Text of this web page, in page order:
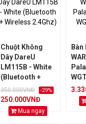
Chuột Không
Dây DareU
LM115B - White
(Bluetooth +
Wireless
2.4Ghz)
350.000VNĐ -29%
250.000VNĐ
Mua ngay
Bàn